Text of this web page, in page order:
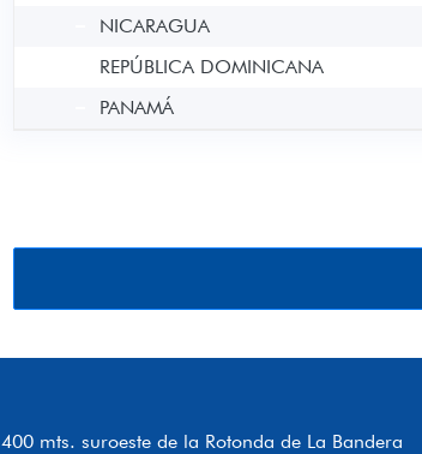
NICARAGUA
REPÚBLICA DOMINICANA
PANAMÁ
400 mts. suroeste de la Rotonda de La Bandera